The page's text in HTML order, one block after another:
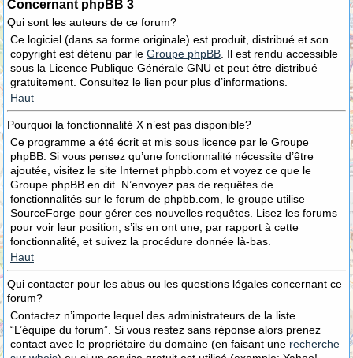
Concernant phpBB 3
Qui sont les auteurs de ce forum?
Ce logiciel (dans sa forme originale) est produit, distribué et son
copyright est détenu par le Groupe phpBB . Il est rendu accessible
sous la Licence Publique Générale GNU et peut être distribué
gratuitement. Consultez le lien pour plus d’informations.
Haut
Pourquoi la fonctionnalité X n’est pas disponible?
Ce programme a été écrit et mis sous licence par le Groupe
phpBB. Si vous pensez qu’une fonctionnalité nécessite d’être
ajoutée, visitez le site Internet phpbb.com et voyez ce que le
Groupe phpBB en dit. N’envoyez pas de requêtes de
fonctionnalités sur le forum de phpbb.com, le groupe utilise
SourceForge pour gérer ces nouvelles requêtes. Lisez les forums
pour voir leur position, s’ils en ont une, par rapport à cette
fonctionnalité, et suivez la procédure donnée là-bas.
Haut
Qui contacter pour les abus ou les questions légales concernant ce
forum?
Contactez n’importe lequel des administrateurs de la liste
“L’équipe du forum”. Si vous restez sans réponse alors prenez
contact avec le propriétaire du domaine (en faisant une recherche